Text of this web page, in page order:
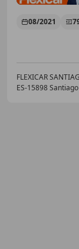
08/2021
FLEXICAR
ES-15898